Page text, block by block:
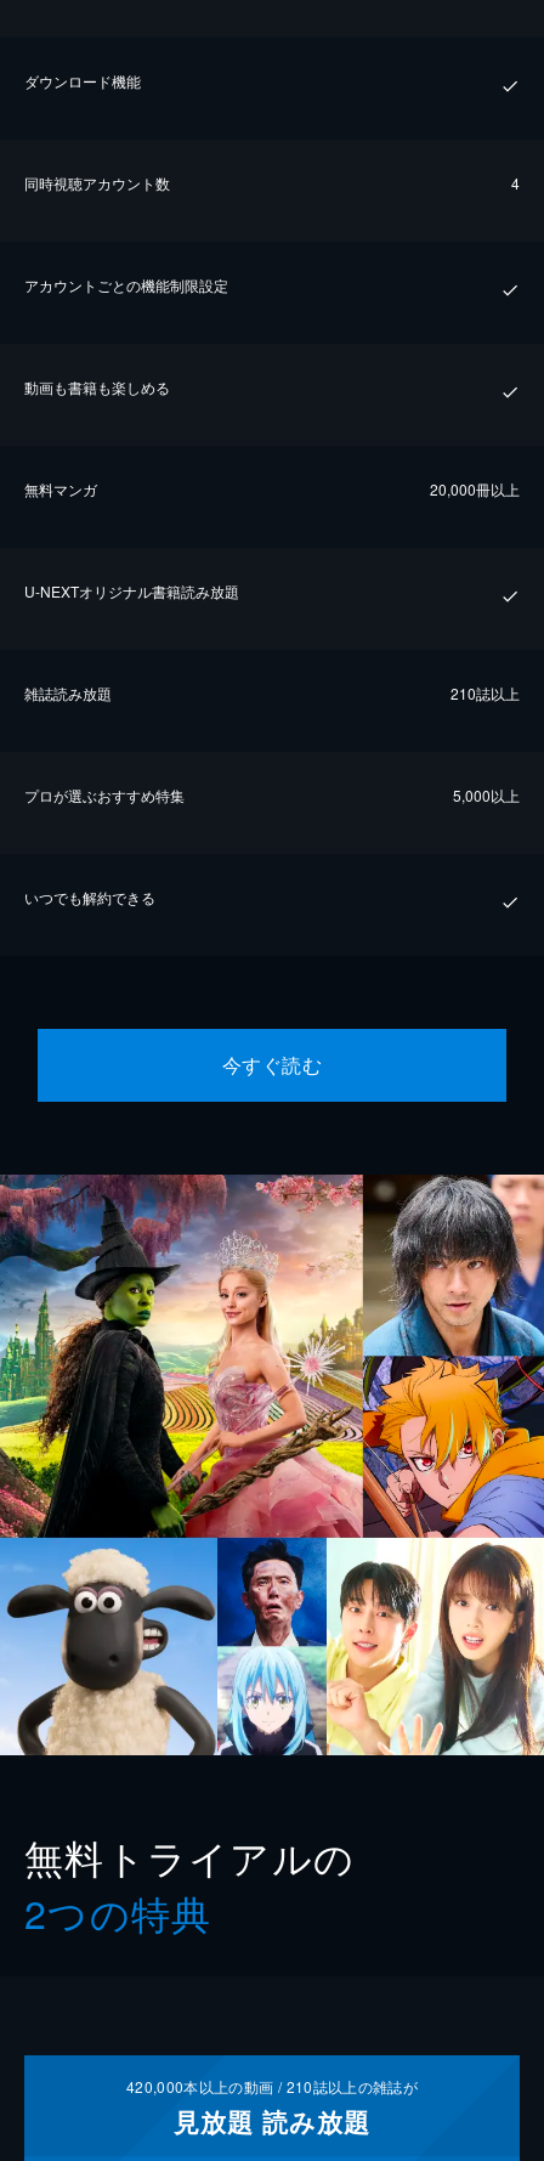
ダウンロード機能
同時視聴アカウント数 4
アカウントごとの機能制限設定
動画も書籍も楽しめる
無料マンガ 20,000冊以上
U-NEXTオリジナル書籍読み放題
雑誌読み放題 210誌以上
プロが選ぶおすすめ特集 5,000以上
いつでも解約できる
今すぐ読む
無料トライアルの
2つの特典
420,000本以上の動画 /210誌以上の雑誌が
見放題 読み放題